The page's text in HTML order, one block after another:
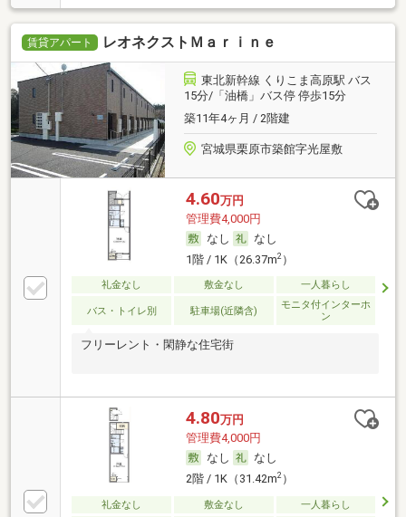
賃貸アパート レオネクストＭａｒｉｎｅ
東北新幹線 くりこま高原駅 バス
15分/「油橋」バス停 停歩15分
築11年4ヶ月 / 2階建
宮城県栗原市築館字光屋敷
4.60万円
管理費4,000円
なし
なし
1階 / 1K（26.37m2）
礼金なし 敷金なし 一人暮らし
バス・トイレ別 駐車場(近隣含)
モニタ付インターホ
ン
フリーレント・閑静な住宅街
4.80万円
管理費4,000円
なし
なし
2階 / 1K（31.42m2）
礼金なし 敷金なし
一人暮らし